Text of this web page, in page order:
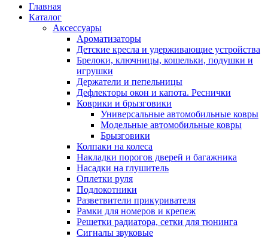
Главная
Каталог
Аксессуары
Ароматизаторы
Детские кресла и удерживающие устройства
Брелоки, ключницы, кошельки, подушки и
игрушки
Держатели и пепельницы
Дефлекторы окон и капота. Реснички
Коврики и брызговики
Универсальные автомобильные ковры
Модельные автомобильные ковры
Брызговики
Колпаки на колеса
Накладки порогов дверей и багажника
Насадки на глушитель
Оплетки руля
Подлокотники
Разветвители прикуривателя
Рамки для номеров и крепеж
Решетки радиатора, сетки для тюнинга
Сигналы звуковые